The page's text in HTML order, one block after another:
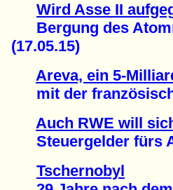
Wird Asse II
Bergung des
(17.05.15)
Areva, ein 5-
mit der
Auch RWE will
Steuergelder fürs
Tschernobyl